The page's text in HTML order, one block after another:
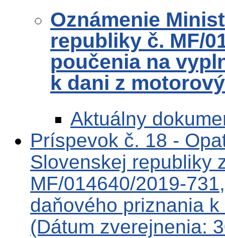
Oznámenie
republiky č. MF/
poučenia na
k dani z
Aktuálny
Príspevok č. 18 -
Slovenskej republiky
MF/014640/2019-
daňového priznania
(Dátum zverejnenia: